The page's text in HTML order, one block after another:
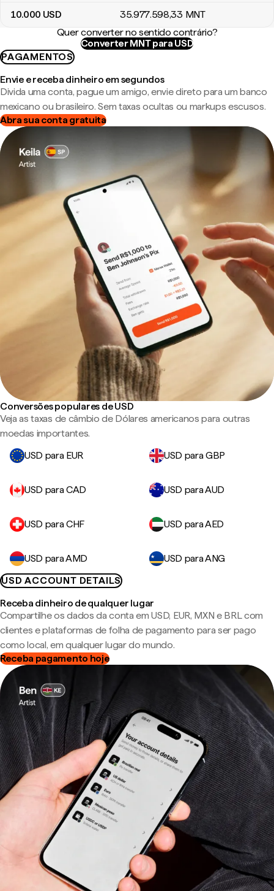
10.000 USD 35.977.598,33 MNT
Quer converter no sentido contrário?
Converter MNT para USD
PAGAMENTOS
Envie e receba dinheiro em segundos
Divida uma conta, pague um amigo, envie direto para um banco
mexicano ou brasileiro. Sem taxas ocultas ou markups escusos.
Abra sua conta gratuita
Conversões populares de USD
Veja as taxas de câmbio de Dólares americanos para outras
moedas importantes.
USD para EUR
USD para GBP
USD para CAD USD para AUD
USD para CHF USD para AED
USD para AMD
USD para ANG
USD ACCOUNT DETAILS
Receba dinheiro de qualquer lugar
Compartilhe os dados da conta em USD, EUR, MXN e BRL com
clientes e plataformas de folha de pagamento para ser pago
como local, em qualquer lugar do mundo.
Receba pagamento hoje